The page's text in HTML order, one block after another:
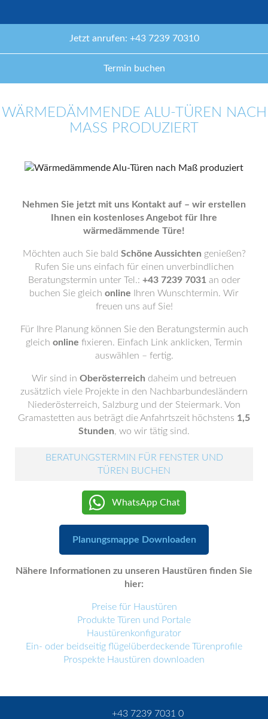
Jetzt anrufen: +43 7239 70310
Termin buchen
WÄRMEDÄMMENDE ALU-TÜREN NACH
MASS PRODUZIERT
Nehmen Sie jetzt mit uns Kontakt auf – wir erstellen
Ihnen ein kostenloses Angebot für Ihre
wärmedämmende Türe!
Möchten auch Sie bald Schöne Aussichten genießen?
Rufen Sie uns einfach für einen unverbindlichen
Beratungstermin unter Tel.: +43 7239 7031 an oder
buchen Sie gleich online Ihren Wunschtermin. Wir
freuen uns auf Sie!
Für Ihre Planung können Sie den Beratungstermin auch
gleich online fixieren. Einfach Link anklicken, Termin
auswählen – fertig.
Wir sind in Oberösterreich daheim und betreuen
zusätzlich viele Projekte in den Nachbarbundesländern
Niederösterreich, Salzburg und der Steiermark. Von
Gramastetten aus beträgt die Anfahrtszeit höchstens 1,5
Stunden, wo wir tätig sind.
BERATUNGSTERMIN FÜR FENSTER UND
TÜREN BUCHEN
WhatsApp Chat
Planungsmappe Downloaden
Nähere Informationen zu unseren Haustüren finden Sie
hier:
Preise für Haustüren
Produkte Türen und Portale
Haustürenkonfigurator
Ein- oder beidseitig flügelüberdeckende Türenprofile
Prospekte Haustüren downloaden
+43 7239 7031 0